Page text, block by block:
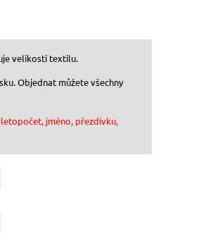
velikosti textilu.
Objednat můžete všechny
jméno, přezdívku,